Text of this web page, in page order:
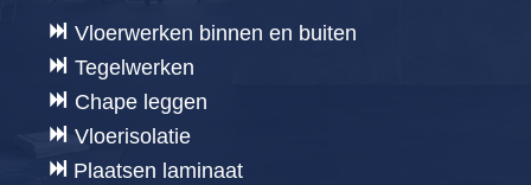
Vloerwerken binnen en buiten
Tegelwerken
Chape leggen
Vloerisolatie
Plaatsen laminaat